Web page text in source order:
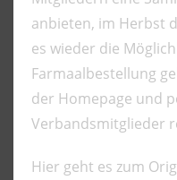
anbieten, im Herbst
es wieder die
Farmaalbestellung
der Homepage und
Verbandsmitglieder
Hier geht es zum